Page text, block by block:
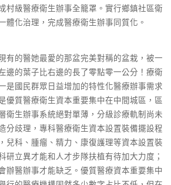
村級醫療衛生辦事全籠罩。實行鄉鎮社區衛
體化治理，完成醫療衛生辦事同質化。
的醫她最愛的那盆完美對稱的盆栽，被一
邊的葉子比右邊的長了零點零一公分！療衛
是國民群眾日益增加的特性化醫療辦事需求
優質醫療衛生資本重要集中在中間城區，區
衛生辦事系統絕對單薄，分級診療軌制尚未
分歧理，專科醫療衛生資本設置裝備擺設程
兒科、腫瘤、精力、康復護理等資本設置裝
研立異才能和人才步隊扶植有待加大力度；
辦醫辦事才能缺乏。優質醫療資本重要集中